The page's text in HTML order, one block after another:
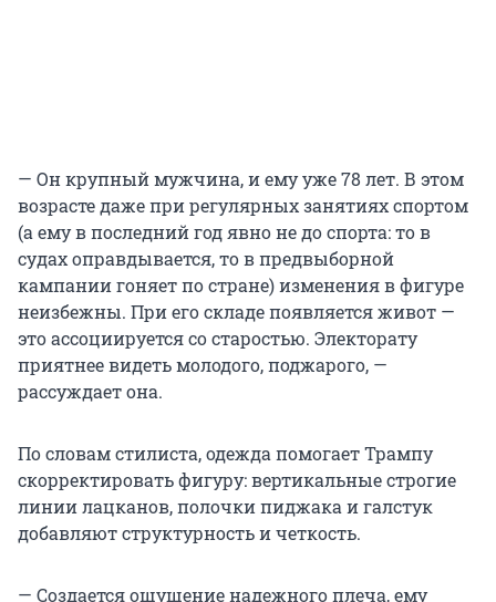
— Он крупный мужчина, и ему уже 78 лет. В этом
возрасте даже при регулярных занятиях спортом
(а ему в последний год явно не до спорта: то в
судах оправдывается, то в предвыборной
кампании гоняет по стране) изменения в фигуре
неизбежны. При его складе появляется живот —
это ассоциируется со старостью. Электорату
приятнее видеть молодого, поджарого, —
рассуждает она.
По словам стилиста, одежда помогает Трампу
скорректировать фигуру: вертикальные строгие
линии лацканов, полочки пиджака и галстук
добавляют структурность и четкость.
— Создается ощущение надежного плеча, ему